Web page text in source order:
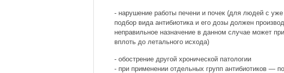
- нарушение работы печени и почек (для людей с
подбор вида антибиотика и его дозы должен
неправильное назначение в данном случае может
вплоть до летального исхода)
- обострение другой хронической патологии
- при применении отдельных групп антибиотиков —